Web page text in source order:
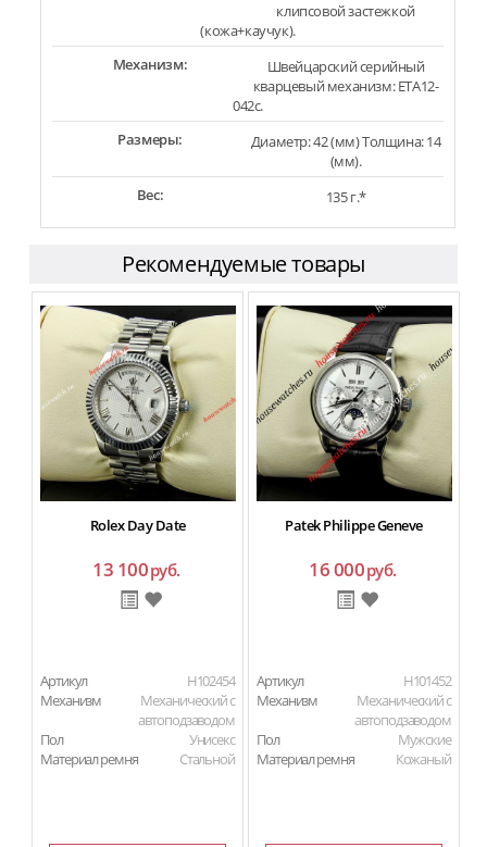
клипсовой застежкой
(кожа+каучук).
Механизм:
Швейцарский серийный
кварцевый механизм: ETA12-
042c.
Размеры:
Диаметр: 42 (мм) Толщина: 14
(мм).
Вес:
135 г.*
Рекомендуемые товары
Rolex Day Date
13 100руб.
Артикул
H102454
Механизм
Механический с
автоподзаводом
Пол
Унисекс
Материал ремня
Стальной
Patek Philippe Geneve
16 000руб.
Артикул
H101452
Механизм
Механический с
автоподзаводом
Пол
Мужские
Материал ремня
Кожаный